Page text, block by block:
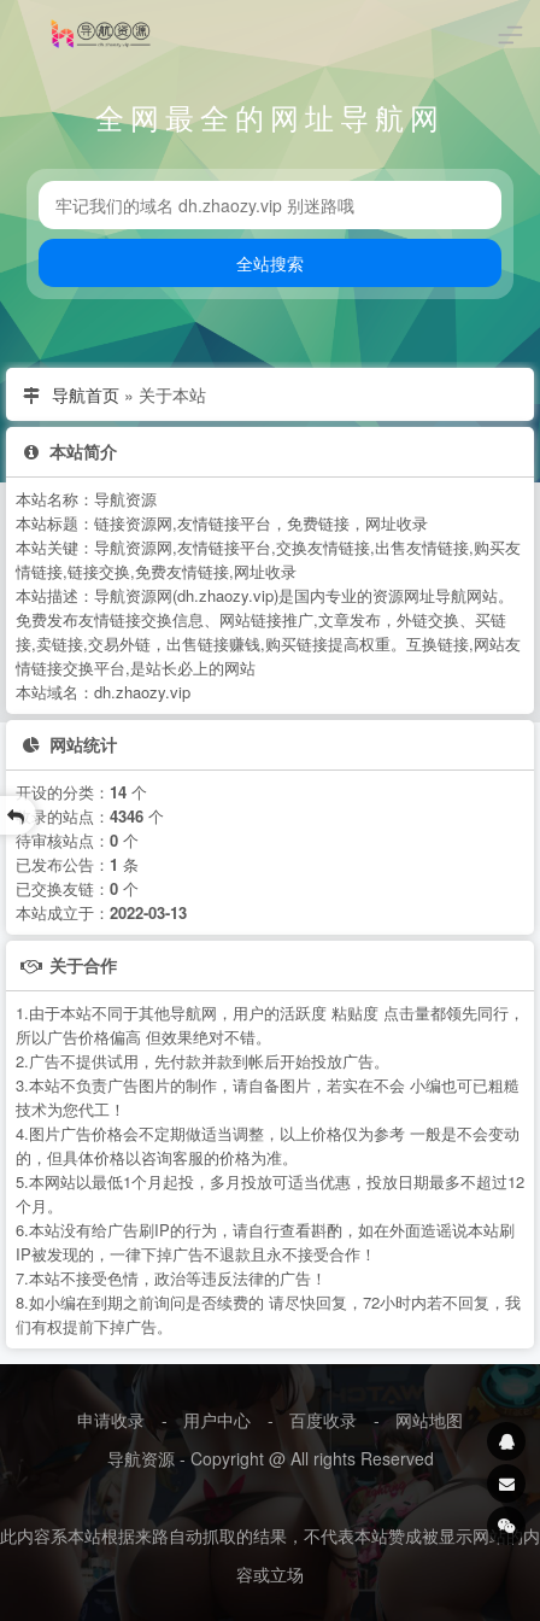
全网最全的网址导航网
导航首页 » 关于本站
本站简介
本站名称：导航资源
本站标题：链接资源网,友情链接平台，免费链接，网址收录
本站关键：导航资源网,友情链接平台,交换友情链接,出售友情链接,购买友
情链接,链接交换,免费友情链接,网址收录
本站描述：导航资源网(dh.zhaozy.vip)是国内专业的资源网址导航网站。
免费发布友情链接交换信息、网站链接推广,文章发布，外链交换、买链
接,卖链接,交易外链，出售链接赚钱,购买链接提高权重。互换链接,网站友
情链接交换平台,是站长必上的网站
本站域名：dh.zhaozy.vip
网站统计
开设的分类： 14 个
收录的站点： 4346 个
待审核站点： 0 个
已发布公告： 1 条
已交换友链： 0 个
本站成立于： 2022-03-13
关于合作
1.由于本站不同于其他导航网，用户的活跃度 粘贴度 点击量都领先同行，
所以广告价格偏高 但效果绝对不错。
2.广告不提供试用，先付款并款到帐后开始投放广告。
3.本站不负责广告图片的制作，请自备图片，若实在不会 小编也可已粗糙
技术为您代工！
4.图片广告价格会不定期做适当调整，以上价格仅为参考 一般是不会变动
的，但具体价格以咨询客服的价格为准。
5.本网站以最低1个月起投，多月投放可适当优惠，投放日期最多不超过12
个月。
6.本站没有给广告刷IP的行为，请自行查看斟酌，如在外面造谣说本站刷
IP被发现的，一律下掉广告不退款且永不接受合作！
7.本站不接受色情，政治等违反法律的广告！
8.如小编在到期之前询问是否续费的 请尽快回复，72小时内若不回复，我
们有权提前下掉广告。
申请收录 - 用户中心 - 百度收录 -
网站地图
导航资源 - Copyright @ All rights Reserved
此内容系本站根据来路自动抓取的结果，不代表本站赞成被显示网站的内
容或立场